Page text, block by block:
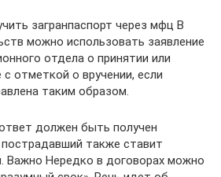
загранпаспорт через мфц В
можно использовать заявление
отдела о принятии или
отметкой о вручении, если
таким образом.
должен быть получен
также ставит
Важно Нередко в договорах можно